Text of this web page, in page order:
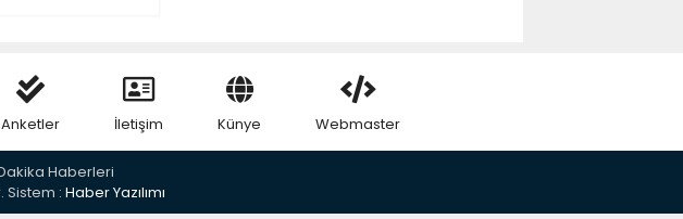
Anketler İletişim Künye Webmaster
Haberleri
Sistem : Haber Yazılımı